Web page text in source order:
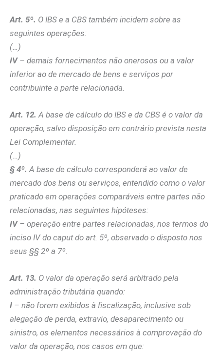
Art. 5º. O IBS e a CBS também incidem sobre as
seguintes operações:
(…)
IV– demais fornecimentos não onerosos ou a valor
inferior ao de mercado de bens e serviços por
contribuinte a parte relacionada.
Art. 12. A base de cálculo do IBS e da CBS é o valor da
operação, salvo disposição em contrário prevista nesta
Lei Complementar.
(…)
§ 4º. A base de cálculo corresponderá ao valor de
mercado dos bens ou serviços, entendido como o valor
praticado em operações comparáveis entre partes não
relacionadas, nas seguintes hipóteses:
IV– operação entre partes relacionadas, nos termos do
inciso IV do caput do art. 5º, observado o disposto nos
seus §§ 2º a 7º.
Art. 13. O valor da operação será arbitrado pela
administração tributária quando:
I – não forem exibidos à fiscalização, inclusive sob
alegação de perda, extravio, desaparecimento ou
sinistro, os elementos necessários à comprovação do
valor da operação, nos casos em que: